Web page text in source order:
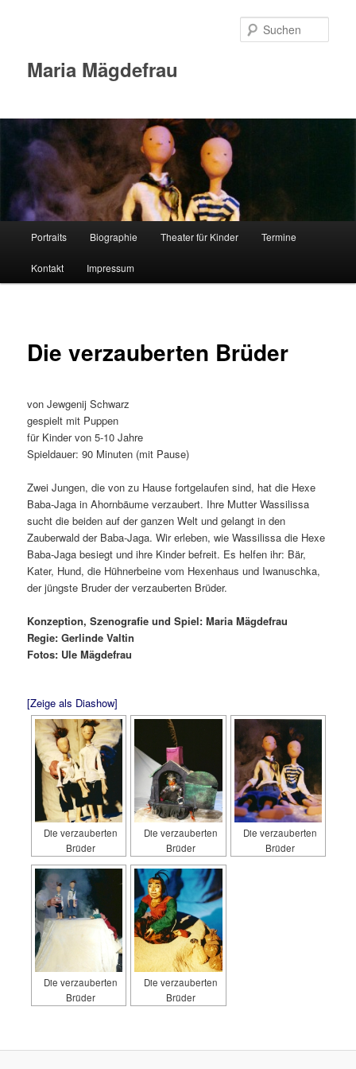
Maria Mägdefrau
Portraits Biographie Theater für Kinder Termine
Kontakt Impressum
Die verzauberten Brüder
von Jewgenij Schwarz
gespielt mit Puppen
für Kinder von 5-10 Jahre
Spieldauer: 90 Minuten (mit Pause)
Zwei Jungen, die von zu Hause fortgelaufen sind, hat die Hexe
Baba-Jaga in Ahornbäume verzaubert. Ihre Mutter Wassilissa
sucht die beiden auf der ganzen Welt und gelangt in den
Zauberwald der Baba-Jaga. Wir erleben, wie Wassilissa die Hexe
Baba-Jaga besiegt und ihre Kinder befreit. Es helfen ihr: Bär,
Kater, Hund, die Hühnerbeine vom Hexenhaus und Iwanuschka,
der jüngste Bruder der verzauberten Brüder.
Konzeption, Szenografie und Spiel: Maria Mägdefrau
Regie: Gerlinde Valtin
Fotos: Ule Mägdefrau
[Zeige als Diashow]
Die verzauberten
Brüder
Die verzauberten
Brüder
Die verzauberten
Brüder
Die verzauberten
Brüder
Die verzauberten
Brüder